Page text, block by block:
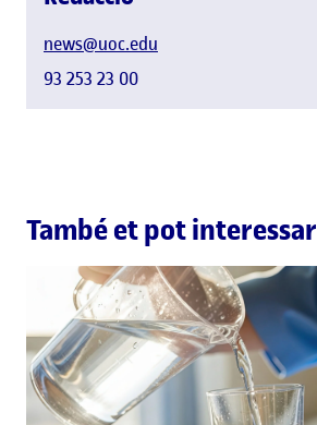
news@uoc.edu
93 253 23 00
També et pot interessar